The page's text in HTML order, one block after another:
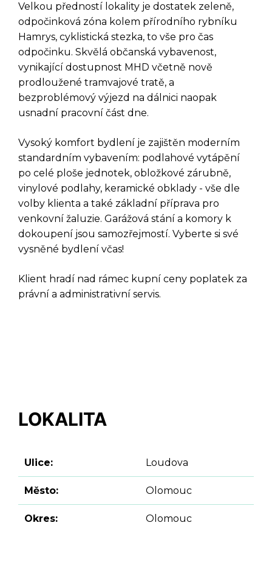
Velkou předností lokality je dostatek zeleně,
odpočinková zóna kolem přírodního rybníku
Hamrys, cyklistická stezka, to vše pro čas
odpočinku. Skvělá občanská vybavenost,
vynikající dostupnost MHD včetně nově
prodloužené tramvajové tratě, a
bezproblémový výjezd na dálnici naopak
usnadní pracovní část dne.
Vysoký komfort bydlení je zajištěn moderním
standardním vybavením: podlahové vytápění
po celé ploše jednotek, obložkové zárubně,
vinylové podlahy, keramické obklady - vše dle
volby klienta a také základní příprava pro
venkovní žaluzie. Garážová stání a komory k
dokoupení jsou samozřejmostí. Vyberte si své
vysněné bydlení včas!
Klient hradí nad rámec kupní ceny poplatek za
právní a administrativní servis.
LOKALITA
Ulice: Loudova
Město: Olomouc
Okres: Olomouc
DOTAZ K TÉTO
NEMOVITOSTI